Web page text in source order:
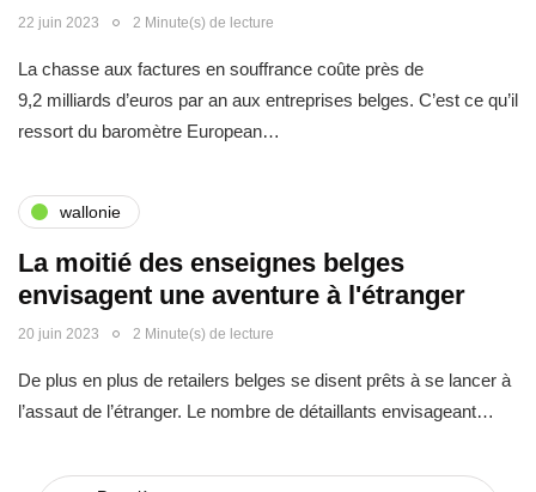
22 juin 2023 2 Minute(s) de lecture
La chasse aux factures en souffrance coûte près de
9,2 milliards d’euros par an aux entreprises belges. C’est ce qu’il
ressort du baromètre European…
wallonie
La moitié des enseignes belges
envisagent une aventure à l'étranger
20 juin 2023 2 Minute(s) de lecture
De plus en plus de retailers belges se disent prêts à se lancer à
l’assaut de l’étranger. Le nombre de détaillants envisageant…